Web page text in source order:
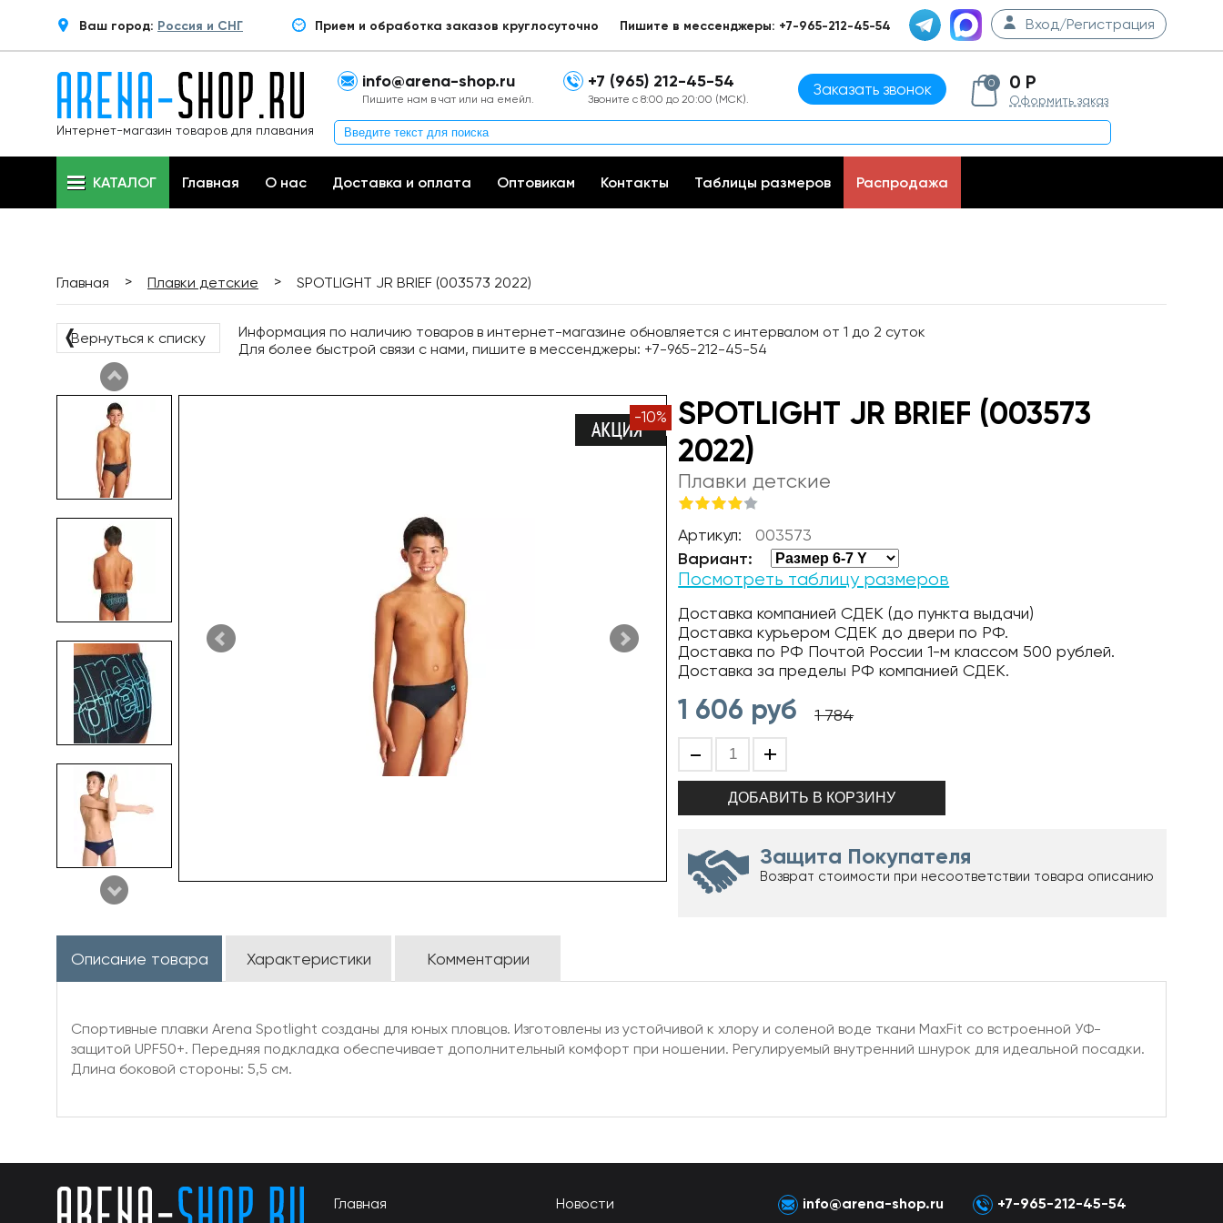
Ваш город: Россия и СНГ Прием и обработка заказов круглосуточно Пишите в мессенджеры: +7-965-212-45-54 Вход/Регистрация
Интернет-магазин товаров для плавания
info@arena-shop.ru
Пишите нам в чат или на емейл.
+7 (965) 212-45-54
Звоните с 8:00 до 20:00 (МСК).
Заказать звонок 0 0 Р
Оформить заказ
КАТАЛОГ Главная О нас Доставка и оплата Оптовикам Контакты Таблицы размеров Распродажа
Главная > Плавки детские > SPOTLIGHT JR BRIEF (003573 2022)
❬Вернуться к списку
Информация по наличию товаров в интернет-магазине обновляется с интервалом от 1 до 2 суток
Для более быстрой связи с нами, пишите в мессенджеры: +7-965-212-45-54
-10%
SPOTLIGHT JR BRIEF (003573
2022)
Плавки детские
Артикул: 003573
Вариант:
Посмотреть таблицу размеров
Доставка компанией СДЕК (до пункта выдачи)
Доставка курьером СДЕК до двери по РФ.
Доставка по РФ Почтой России 1-м классом 500 рублей.
Доставка за пределы РФ компанией СДЕК.
1 606 руб 1 784
- +
Защита Покупателя
Возврат стоимости при несоответствии товара описанию
Описание товара Характеристики Комментарии
Спортивные плавки Arena Spotlight созданы для юных пловцов. Изготовлены из устойчивой к хлору и соленой воде ткани MaxFit со встроенной УФ-
защитой UPF50+. Передняя подкладка обеспечивает дополнительный комфорт при ношении. Регулируемый внутренний шнурок для идеальной посадки.
Длина боковой стороны: 5,5 см.
Главная
Новости
info@arena-shop.ru +7-965-212-45-54